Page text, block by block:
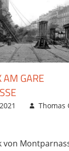
AM GARE
Thomas
von